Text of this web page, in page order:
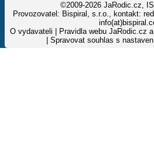
©2009-2026 JaRodic.cz,
Provozovatel: Bispiral, s.r.o., kontakt:
O vydavateli
Pravidla webu JaRodic.cz
Spravovat souhlas s